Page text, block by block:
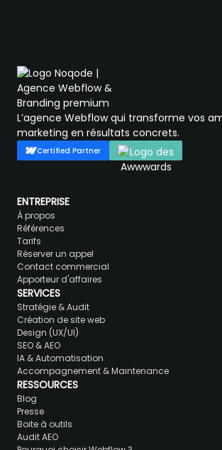
L’agence Webflow qui transforme vos
marketing en résultats concrets.
Certified Partner
ENTREPRISE
À propos
Références
Tarifs
Réserver un appel
Contact commercial
Apporteur d'affaires
SERVICES
Stratégie & Audit
Création de site web
Design (UX/UI)
SEO & AEO
IA & Automatisation
Accompagnement & Maintenance
RESSOURCES
Blog
Presse
Boite à outils
Audit AEO